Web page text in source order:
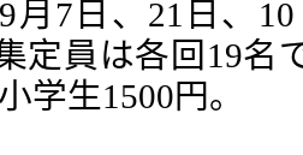
月7日、21日、
定員は各回19名
学生1500円。